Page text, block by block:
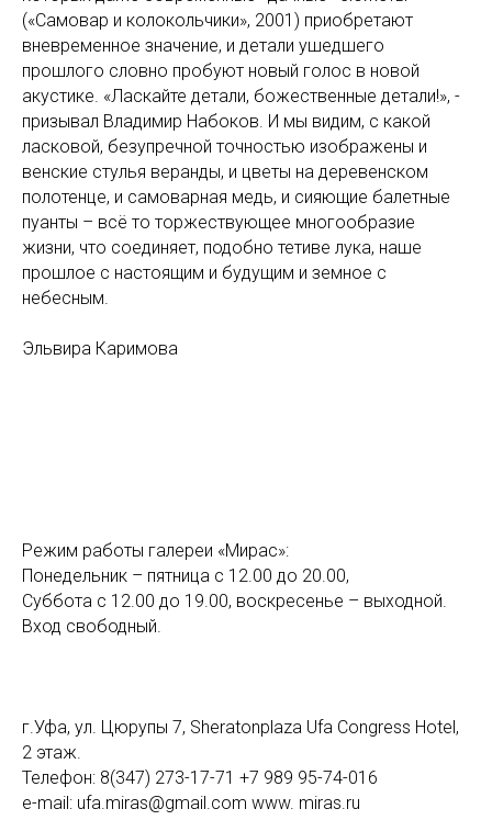
(«Самовар и колокольчики», 2001) приобретают
вневременное значение, и детали ушедшего
прошлого словно пробуют новый голос в новой
акустике. «Ласкайте детали, божественные детали!», -
призывал Владимир Набоков. И мы видим, с какой
ласковой, безупречной точностью изображены и
венские стулья веранды, и цветы на деревенском
полотенце, и самоварная медь, и сияющие балетные
пуанты – всё то торжествующее многообразие
жизни, что соединяет, подобно тетиве лука, наше
прошлое с настоящим и будущим и земное с
небесным.
Эльвира Каримова
Режим работы галереи «Мирас»:
Понедельник – пятница с 12.00 до 20.00,
Суббота с 12.00 до 19.00, воскресенье – выходной.
Вход свободный.
г.Уфа, ул. Цюрупы 7, Sheratonplaza Ufa Congress Hotel,
2 этаж.
Телефон: 8(347) 273-17-71 +7 989 95-74-016
e-mail: ufa.miras@gmail.com www. miras.ru